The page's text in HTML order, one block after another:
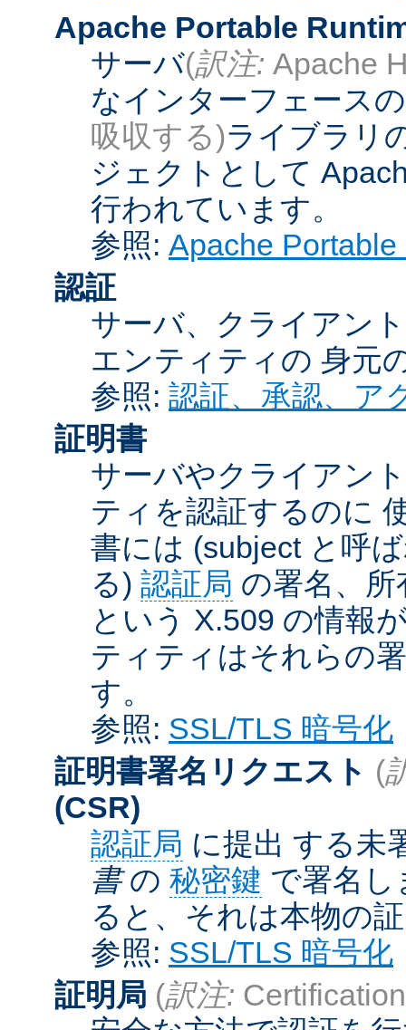
Apache Portable
サーバ(訳注: Apache
なインターフェース
吸収する)ライブラリ
ジェクトとして
行われています。
参照: Apache
認証
サーバ、クライアン
エンティティの 身元
参照: 認証、承認、ア
証明書
サーバやクライアン
ティを認証するのに
書には (subject と呼
る) 認証局 の署名、
という X.509 の情報
ティティはそれらの
す。
参照: SSL/TLS 暗号化
証明書署名リクエスト (
(CSR)
認証局 に提出 する未
書の 秘密鍵 で署名し
ると、それは本物の
参照: SSL/TLS 暗号化
証明局 (訳注: